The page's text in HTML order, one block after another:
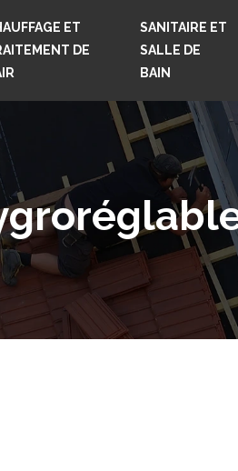
ET
DE
SANITAIRE ET
SALLE DE
BAIN